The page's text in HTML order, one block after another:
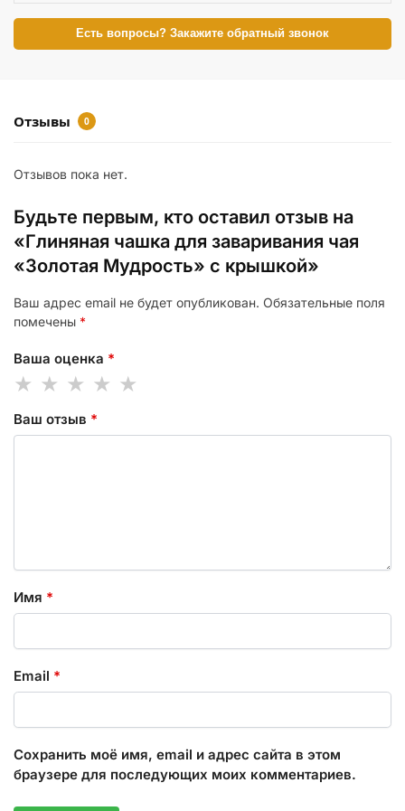
Есть вопросы? Закажите обратный звонок
Отзывы 0
Отзывов пока нет.
Будьте первым, кто оставил отзыв на
«Глиняная чашка для заваривания чая
«Золотая Мудрость» с крышкой»
Ваш адрес email не будет опубликован. Обязательные поля
помечены *
Ваша оценка *
Ваш отзыв *
Имя *
Email *
Сохранить моё имя, email и адрес сайта в этом
браузере для последующих моих комментариев.